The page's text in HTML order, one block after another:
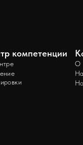
компетенции
О